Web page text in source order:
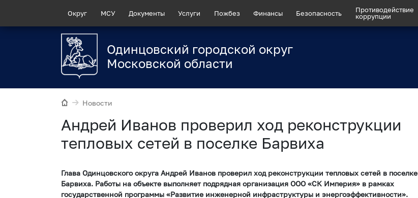
Округ МСУ Документы Услуги Пожбез Финансы Безопасность
Противодействие
коррупции
Одинцовский городской округ
Московской области
Новости
Андрей Иванов проверил ход реконструкции
тепловых сетей в поселке Барвиха
Глава Одинцовского округа Андрей Иванов проверил ход реконструкции тепловых сетей в поселке
Барвиха. Работы на объекте выполняет подрядная организация ООО «СК Империя» в рамках
государственной программы «Развитие инженерной инфраструктуры и энергоэффективности».